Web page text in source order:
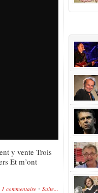
y vente Trois
Et m’ont
1 commentaire Suite...